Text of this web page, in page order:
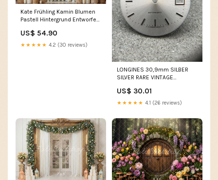
Kate Frühling Kamin Blumen
Pastell Hintergrund Entworfen
Backstein
US$ 54.90
★★★★★ 4.2 (30 reviews)
LONGINES 30,9mm SILBER
SILVER RARE VINTAGE
PART TEIL imported eBay
US$ 30.01
★★★★★ 4.1 (26 reviews)